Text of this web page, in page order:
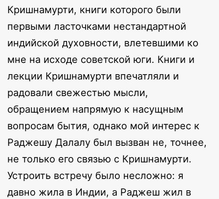
Кришнамурти, книги которого были
первыми ласточками нестандартной
индийской духовности, влетевшими ко
мне на исходе советской юги. Книги и
лекции Кришнамурти впечатляли и
радовали свежестью мысли,
обращением напрямую к насущным
вопросам бытия, однако мой интерес к
Раджешу Далалу был вызван не, точнее,
не только его связью с Кришнамурти.
Устроить встречу было несложно: я
давно жила в Индии, а Раджеш жил в